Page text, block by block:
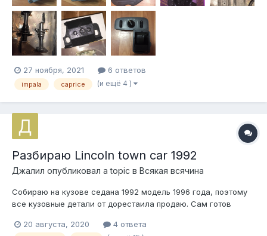
27 ноября, 2021 6 ответов
impala caprice (и ещё 4 )
Разбираю Lincoln town car 1992
Джалил опубликовал a topic в Всякая всячина
Собираю на кузове седана 1992 модель 1996 года, поэтому
все кузовные детали от дорестаила продаю. Сам готов
на 1995 год, тёмносиний салон кожаный, но обшивка с
20 августа, 2020 4 ответа